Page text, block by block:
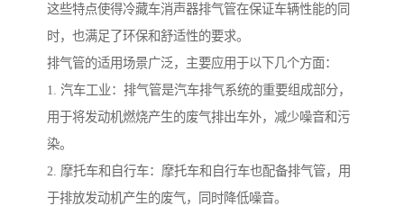
这些特点使得冷藏车消声器排气管在保证车辆性能的同
时，也满足了环保和舒适性的要求。
排气管的适用场景广泛，主要应用于以下几个方面：
1. 汽车工业：排气管是汽车排气系统的重要组成部分，
用于将发动机燃烧产生的废气排出车外，减少噪音和污
染。
2. 摩托车和自行车：摩托车和自行车也配备排气管，用
于排放发动机产生的废气，同时降低噪音。